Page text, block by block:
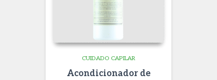
CUIDADO CAPILAR
Acondicionador de